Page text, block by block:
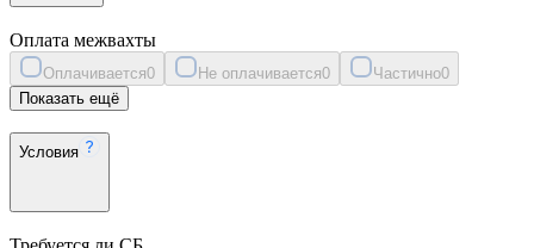
Оплата межвахты
Оплачивается0 Не оплачивается0 Частично0
Показать ещё
Условия